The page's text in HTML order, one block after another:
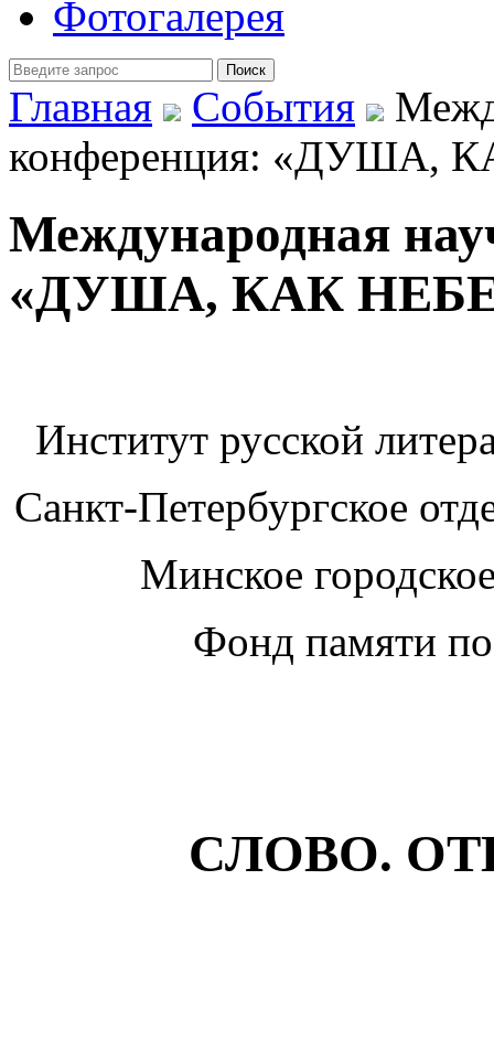
Фотогалерея
Главная
События
конференция: «ДУША,
Международная
«ДУША, КАК
Институт русской
Санкт-Петербургское
Минское
Фонд памяти
СЛОВО.